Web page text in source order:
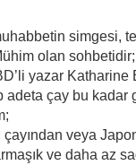
simgesi,
olan sohbetidir;
yazar Katharine
adeta çay bu kadar
veya
ve daha az